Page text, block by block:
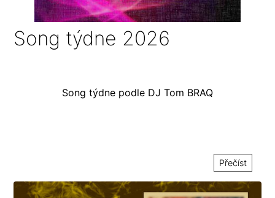
Song týdne 2026
Song týdne podle DJ Tom BRAQ
Přečíst